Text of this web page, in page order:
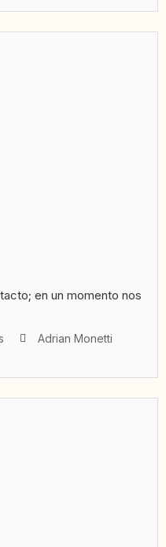
en un momento nos
Adrian Monetti